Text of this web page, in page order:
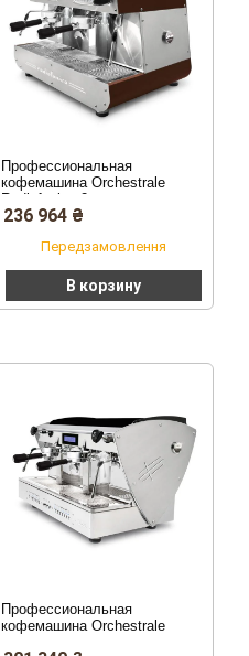
Профессиональная
кофемашина Orchestrale
Radiofonica 2 группы
236 964 ₴
Передзамовлення
В корзину
Профессиональная
кофемашина Orchestrale